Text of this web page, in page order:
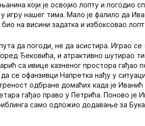
који је освојио лопту и погодио
игру нашег тима. Мало је фалило да
на висини задатка и избоксовао
да погоди, не да асистира. Играо се
Ђековића, и атрактивно шутирао
са ивице казненог простора гађао
се офанзивци Напретка нађу у
одбране домаћих када је
гађао право у Петрића. Поново је
само одложио додавање за